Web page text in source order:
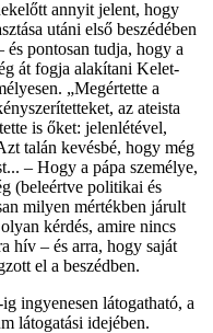
annyit jelent, hogy
utáni első beszédében
pontosan tudja, hogy a
át fogja alakítani Kelet-
„Megértette a
az ateista
is őket: jelenlétével,
talán kevésbé, hogy még
– Hogy a pápa személye,
(beleértve politikai és
milyen mértékben járult
kérdés, amire nincs
hív – és arra, hogy saját
el a beszédben.
ingyenesen látogatható, a
látogatási idejében.